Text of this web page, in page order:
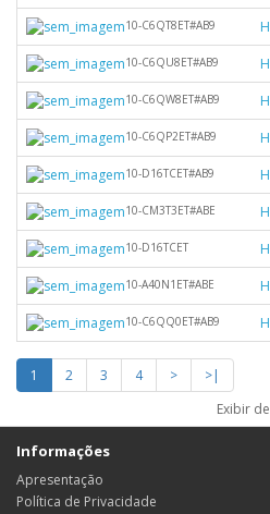
10-C6QT8ET#AB9
10-C6QU8ET#AB9
10-C6QW8ET#AB9
10-C6QP2ET#AB9
10-D16TCET#AB9
10-CM3T3ET#ABE
10-D16TCET
10-A40N1ET#ABE
10-C6QQ0ET#AB9
1 2 3 4 >
>|
Exibir
Informações
Apresentação
Política de Privacidade